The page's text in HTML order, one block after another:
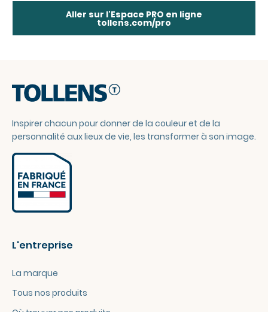
Aller sur l'Espace PRO en ligne
tollens.com/pro
Inspirer chacun pour donner de la couleur et de la
personnalité aux lieux de vie, les transformer à son image.
L'entreprise
La marque
Tous nos produits